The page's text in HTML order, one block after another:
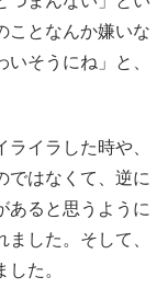
ことなんか嫌いな
そうにね」と、
イラした時や、
ではなくて、逆に
あると思うように
した。そして、
た。